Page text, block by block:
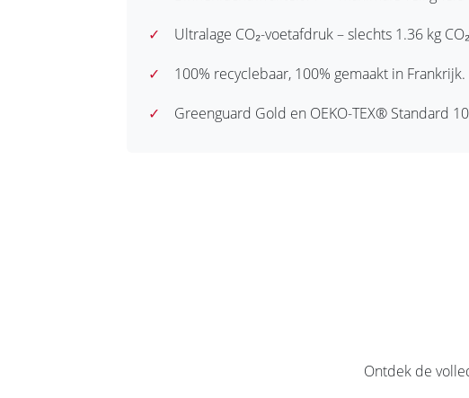
✓
Ultralage CO₂-voetafdruk – slechts 1.36 kg
✓
100% recyclebaar, 100% gemaakt in Frankrijk.
✓
Greenguard Gold en OEKO-TEX® Standard
Ontdek de